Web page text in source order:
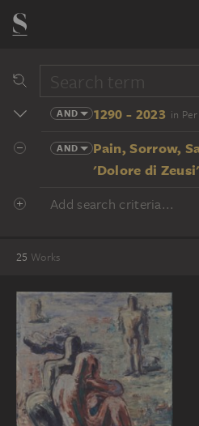
AND 1290 - 2023 in
AND
Pain, Sorrow,
'Dolore di
Add search criteria...
25 Works